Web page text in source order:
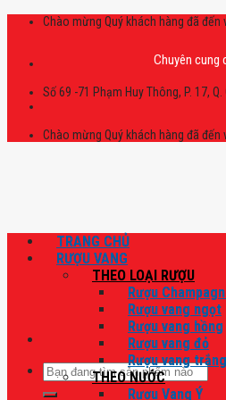
Skip
Chào mừng Quý khách hàng đã đến
Chuyên cung cấp
Số 69 -71 Phạm Huy Thông, P. 17, Q.
Chào mừng Quý khách hàng đã đến
Tìm
kiếm:
TRANG CHỦ
RƯỢU VANG
THEO LOẠI RƯỢU
Rượu
Rượu vang ngọt
Rượu vang hồng
Rượu vang đỏ
Rượu vang trắng
THEO NƯỚC
Rượu Vang Ý